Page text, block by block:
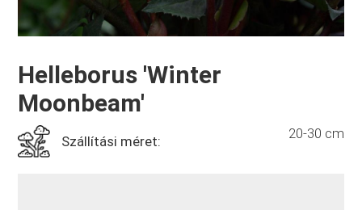
Helleborus 'Winter
Moonbeam'
Szállítási méret: 20-30 cm